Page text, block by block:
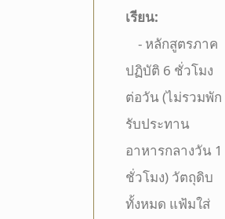
เรียน:
- หลักสูตรภาค
ปฏิบัติ 6 ชั่วโมง
ต่อวัน (ไม่รวมพัก
รับประทาน
อาหารกลางวัน 1
ชั่วโมง) วัตถุดิบ
ทั้งหมด แฟ้มใส่